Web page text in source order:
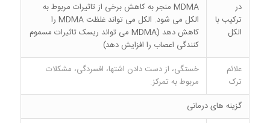
در
ترکیب با
الکل
MDMA منجر به کاهش برخی از تاثیرات مربوط به
الکل می شود. الکل می تواند غلظت MDMA را
کاهش دهد (MDMA می تواند ریسک تاثیرات مسموم
کنندگی اعصاب را افزایش دهد)
علائم
ترک
خستگی، از دست دادن اشتها، افسردگی، مشکلات
مربوط به تمرکز.
گزینه های درمانی